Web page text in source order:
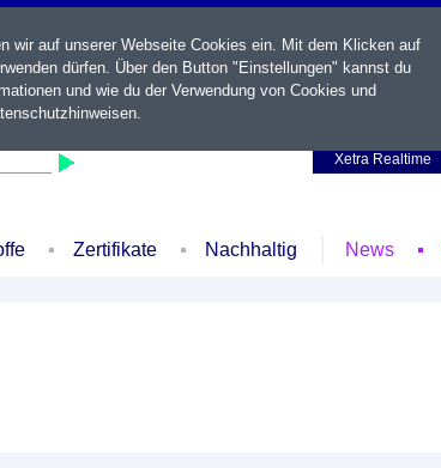
Xetra Realtime
Zertifikate Nachhaltig News
wir auf unserer Webseite Cookies ein. Mit dem Klicken auf
dürfen. Über den Button "Einstellungen" kannst du
und wie du der Verwendung von Cookies und
.